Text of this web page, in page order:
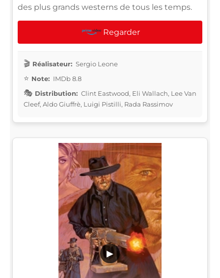
des plus grands westerns de tous les temps.
Regarder
Réalisateur: Sergio Leone
Note: IMDb 8.8
Distribution: Clint Eastwood, Eli Wallach, Lee Van
Cleef, Aldo Giuffrè, Luigi Pistilli, Rada Rassimov
▶